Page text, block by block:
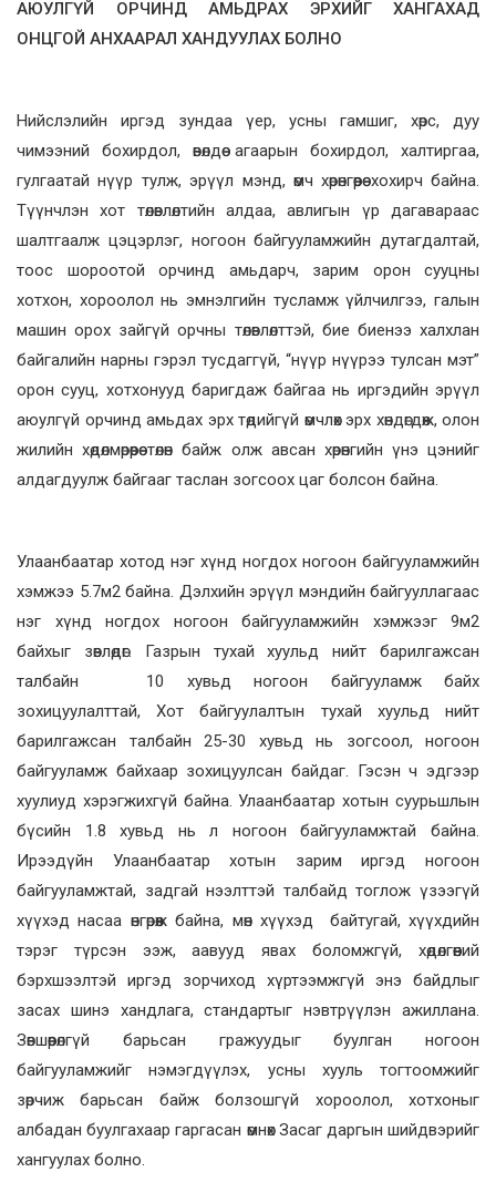
АЮУЛГҮЙ ОРЧИНД АМЬДРАХ ЭРХИЙГ ХАНГАХАД
ОНЦГОЙ АНХААРАЛ ХАНДУУЛАХ БОЛНО
Нийслэлийн иргэд зундаа үер, усны гамшиг, хөрс, дуу
чимээний бохирдол, өвөлдөө агаарын бохирдол, халтиргаа,
гулгаатай нүүр тулж, эрүүл мэнд, өмч хөрөнгөөрөө хохирч байна.
Түүнчлэн хот төлөвлөлтийн алдаа, авлигын үр дагавараас
шалтгаалж цэцэрлэг, ногоон байгууламжийн дутагдалтай,
тоос шороотой орчинд амьдарч, зарим орон сууцны
хотхон, хороолол нь эмнэлгийн тусламж үйлчилгээ, галын
машин орох зайгүй орчны төлөвлөлттэй, бие биенээ халхлан
байгалийн нарны гэрэл тусдаггүй, “нүүр нүүрээ тулсан мэт”
орон сууц, хотхонууд баригдаж байгаа нь иргэдийн эрүүл
аюулгүй орчинд амьдах эрх төдийгүй өмчлөх эрх хөндөгдөж, олон
жилийн хөдөлмөрөөрөө төлөн байж олж авсан хөрөнгийн үнэ цэнийг
алдагдуулж байгааг таслан зогсоох цаг болсон байна.
Улаанбаатар хотод нэг хүнд ногдох ногоон байгууламжийн
хэмжээ 5.7м2 байна. Дэлхийн эрүүл мэндийн байгууллагаас
нэг хүнд ногдох ногоон байгууламжийн хэмжээг 9м2
байхыг зөвлөдөг. Газрын тухай хуульд нийт барилгажсан
талбайн 10 хувьд ногоон байгууламж байх
зохицуулалттай, Хот байгуулалтын тухай хуульд нийт
барилгажсан талбайн 25-30 хувьд нь зогсоол, ногоон
байгууламж байхаар зохицуулсан байдаг. Гэсэн ч эдгээр
хуулиуд хэрэгжихгүй байна. Улаанбаатар хотын суурьшлын
бүсийн 1.8 хувьд нь л ногоон байгууламжтай байна.
Ирээдүйн Улаанбаатар хотын зарим иргэд ногоон
байгууламжтай, задгай нээлттэй талбайд тоглож үзээгүй
хүүхэд насаа өнгөрөөж байна, мөн хүүхэд байтугай, хүүхдийн
тэрэг түрсэн ээж, аавууд явах боломжгүй, хөдөлгөөний
бэрхшээлтэй иргэд зорчиход хүртээмжгүй энэ байдлыг
засах шинэ хандлага, стандартыг нэвтрүүлэн ажиллана.
Зөвшөөрөлгүй барьсан гражуудыг буулган ногоон
байгууламжийг нэмэгдүүлэх, усны хууль тогтоомжийг
зөрчиж барьсан байж болзошгүй хороолол, хотхоныг
албадан буулгахаар гаргасан өмнөх Засаг даргын шийдвэрийг
хангуулах болно.